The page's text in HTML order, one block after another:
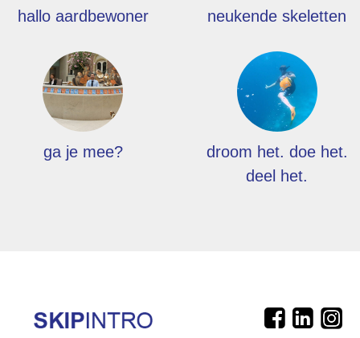
hallo aardbewoner neukende skeletten
ga je mee?
droom het. doe het.
deel het.